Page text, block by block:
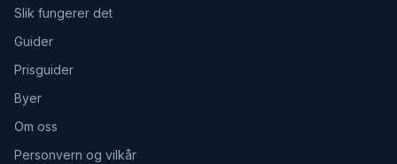
Slik fungerer det
Guider
Prisguider
Byer
Om oss
Personvern og vilkår